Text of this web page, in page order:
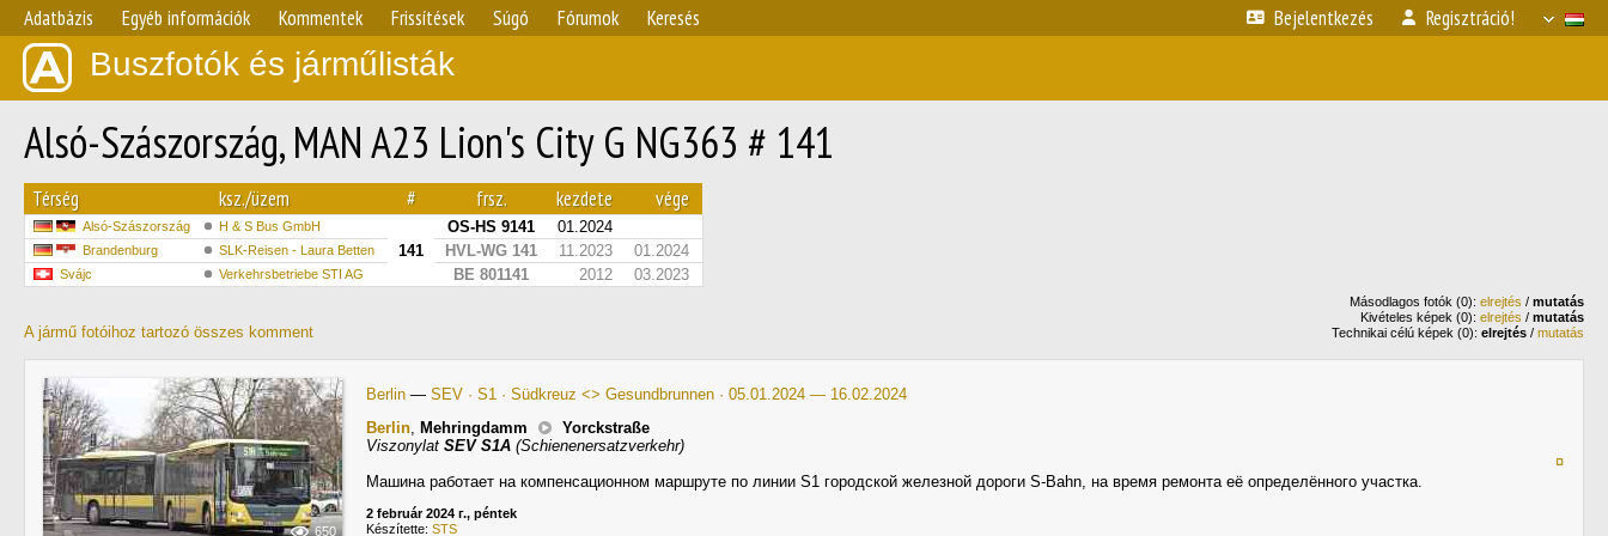
Adatbázis Egyéb információk Kommentek Frissítések Súgó Fórumok Keresés Bejelentkezés Regisztráció!
Buszfotók és járműlisták
Alsó-Szászország, MAN A23 Lion's City G NG363 # 141
Térség ksz./üzem # frsz. kezdete vége
Alsó-Szászország H & S Bus GmbH
141
OS-HS 9141 01.2024
Brandenburg SLK-Reisen - Laura Betten HVL-WG 141 11.2023 01.2024
Svájc Verkehrsbetriebe STI AG BE 801141 2012 03.2023
A jármű fotóihoz tartozó összes komment
Másodlagos fotók (0): elrejtés / mutatás
Kivételes képek (0): elrejtés / mutatás
Technikai célú képek (0): elrejtés / mutatás
650
Berlin — SEV · S1 · Südkreuz <> Gesundbrunnen · 05.01.2024 — 16.02.2024
Berlin, Mehringdamm
Yorckstraße
Viszonylat SEV S1A (Schienenersatzverkehr)
Машина работает на компенсационном маршруте по линии S1 городской железной дороги S-Bahn, на время ремонта её определённого участка.
2 február 2024 г., péntek
Készítette: STS
¤